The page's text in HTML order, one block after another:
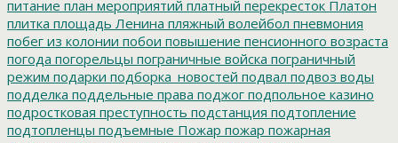
питание план мероприятий платный перекресток Платон
плитка площадь Ленина пляжный волейбол пневмония
побег из колонии побои повышение пенсионного возраста
погода погорельцы пограничные войска пограничный
режим подарки подборка_новостей подвал подвоз воды
подделка поддельные права поджог подпольное казино
подростковая преступность подстанция подтопление
подтопленцы подъемные Пожар пожар пожарная